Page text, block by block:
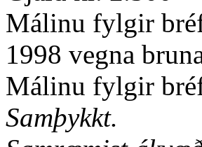
Málinu fylgir
1998 vegna
Málinu fylgir
Samþykkt.